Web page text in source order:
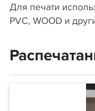
Для печати
PVC, WOOD и